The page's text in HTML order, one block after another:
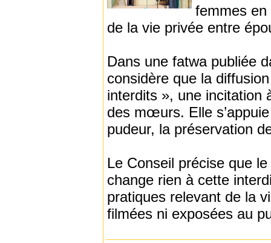
femmes en
de la vie privée entre
Dans une fatwa publiée
considère que la
interdits », une incitation
des mœurs. Elle
pudeur, la préservation
Le Conseil précise que
change rien à cette
pratiques relevant de la
filmées ni exposées au